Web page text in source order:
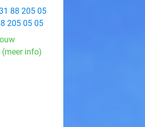
88 205 05
205 05 05
(meer info)